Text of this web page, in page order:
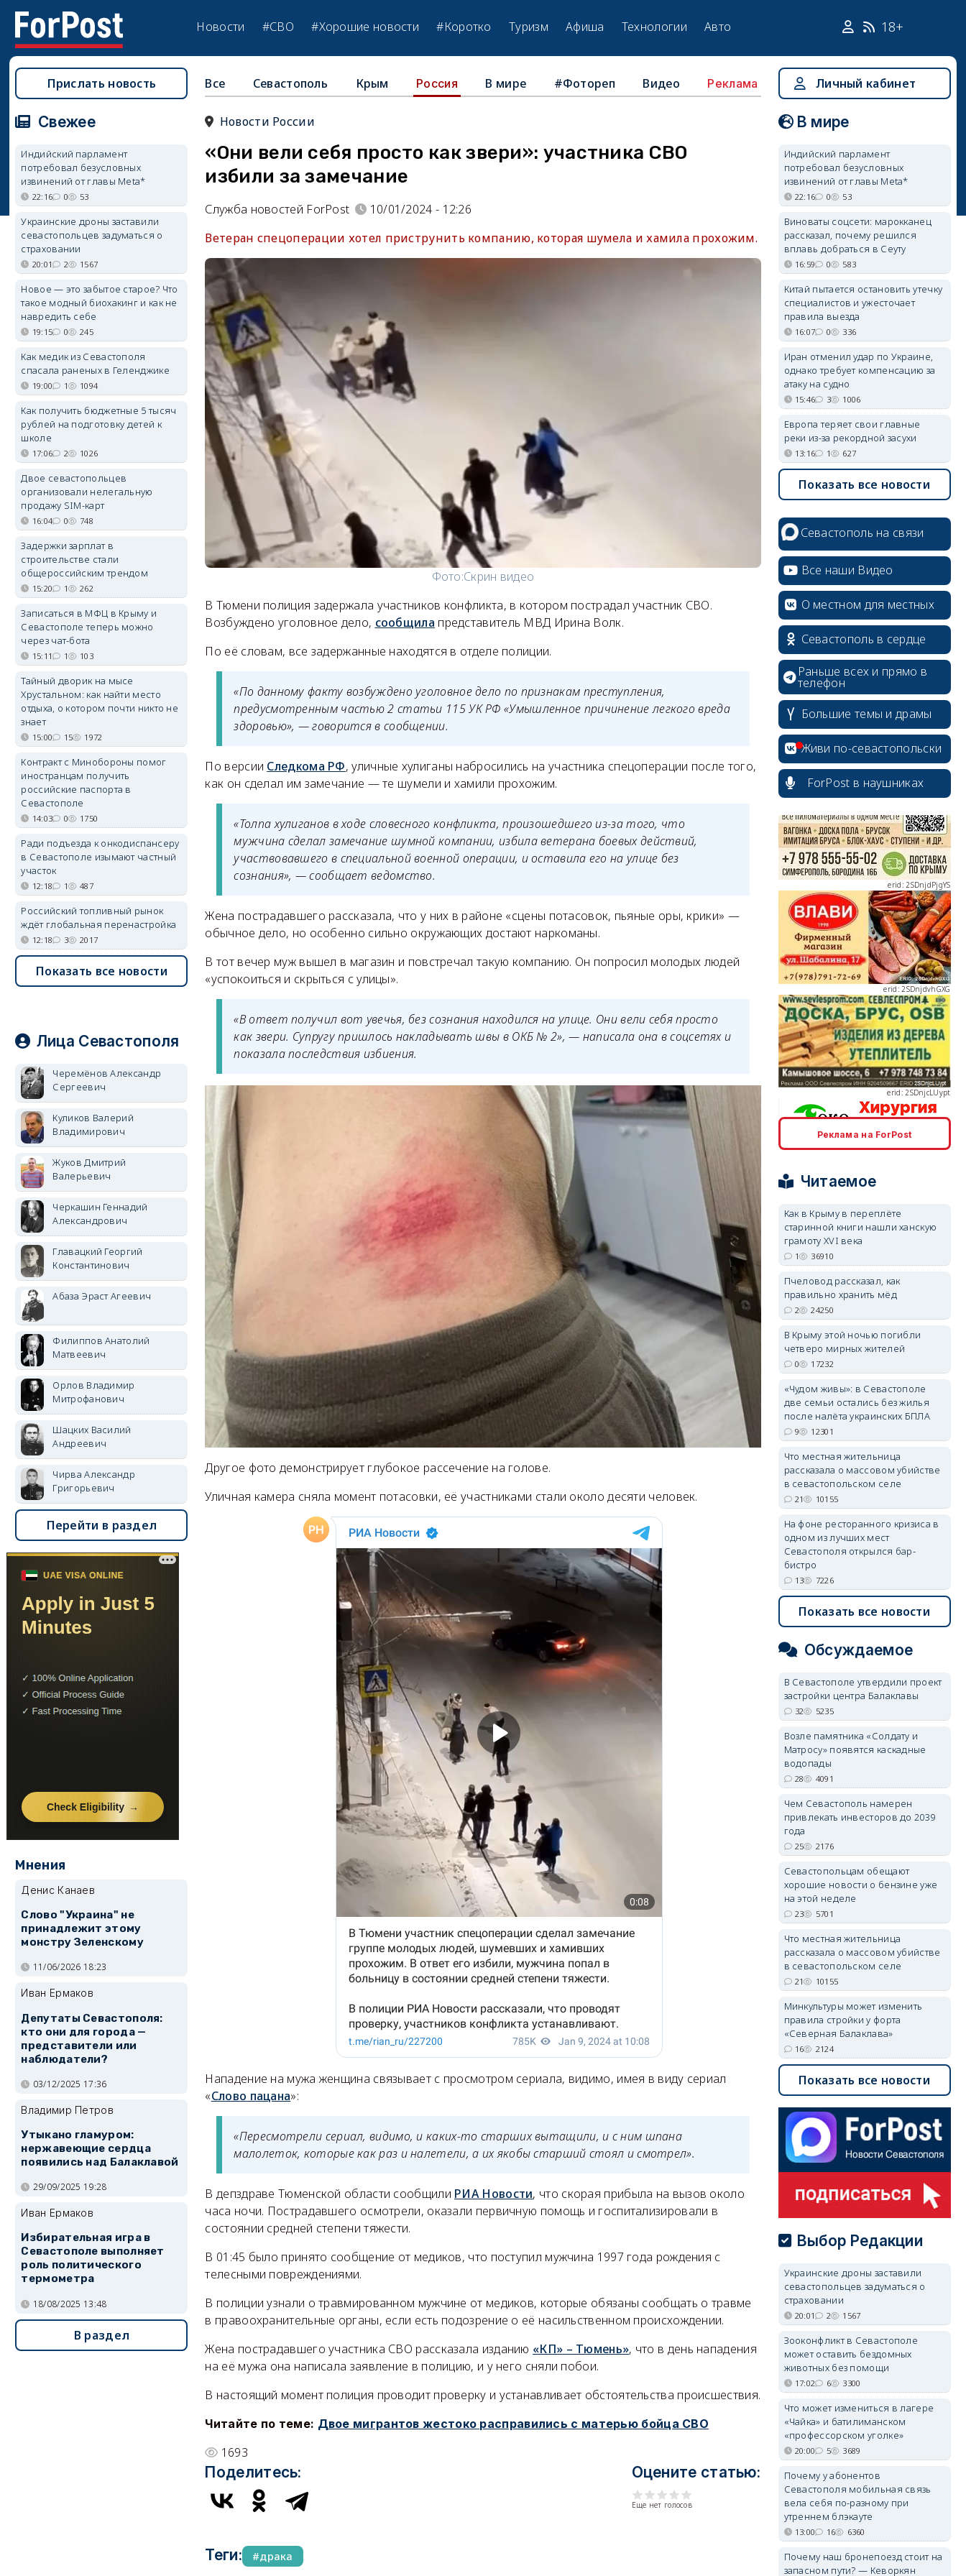
Новости #СВО #Хорошие новости #Коротко Туризм Афиша Технологии Авто 18+
Все Севастополь Крым Россия В мире #Фотореп Видео Реклама
Новости России
«Они вели себя просто как звери»: участника СВО
избили за замечание
Служба новостей ForPost
10/01/2024 - 12:26
Ветеран спецоперации хотел приструнить компанию, которая шумела и хамила прохожим.
Фото:Скрин видео
В Тюмени полиция задержала участников конфликта, в котором пострадал участник СВО.
Возбуждено уголовное дело, сообщила представитель МВД Ирина Волк.
По её словам, все задержанные находятся в отделе полиции.
«По данному факту возбуждено уголовное дело по признакам преступления,
предусмотренным частью 2 статьи 115 УК РФ «Умышленное причинение легкого вреда
здоровью», — говорится в сообщении.
По версии Следкома РФ, уличные хулиганы набросились на участника спецоперации после того,
как он сделал им замечание — те шумели и хамили прохожим.
«Толпа хулиганов в ходе словесного конфликта, произошедшего из-за того, что
мужчина сделал замечание шумной компании, избила ветерана боевых действий,
участвовавшего в специальной военной операции, и оставила его на улице без
сознания», — сообщает ведомство.
Жена пострадавшего рассказала, что у них в районе «сцены потасовок, пьяные оры, крики» —
обычное дело, но особенно сильно окружающих достают наркоманы.
В тот вечер муж вышел в магазин и повстречал такую компанию. Он попросил молодых людей
«успокоиться и скрыться с улицы».
«В ответ получил вот увечья, без сознания находился на улице. Они вели себя просто
как звери. Супругу пришлось накладывать швы в ОКБ № 2», — написала она в соцсетях и
показала последствия избиения.
Другое фото демонстрирует глубокое рассечение на голове.
Уличная камера сняла момент потасовки, её участниками стали около десяти человек.
Нападение на мужа женщина связывает с просмотром сериала, видимо, имея в виду сериал
«Слово пацана»:
«Пересмотрели сериал, видимо, и каких-то старших вытащили, и с ним шпана
малолеток, которые как раз и налетели, а их якобы старший стоял и смотрел».
В депздраве Тюменской области сообщили РИА Новости, что скорая прибыла на вызов около
часа ночи. Пострадавшего осмотрели, оказали первичную помощь и госпитализировали в
состоянии средней степени тяжести.
В 01:45 было принято сообщение от медиков, что поступил мужчина 1997 года рождения с
телесными повреждениями.
В полиции узнали о травмированном мужчине от медиков, которые обязаны сообщать о травме
в правоохранительные органы, если есть подозрение о её насильственном происхождении.
Жена пострадавшего участника СВО рассказала изданию «КП» – Тюмень», что в день нападения
на её мужа она написала заявление в полицию, и у него сняли побои.
В настоящий момент полиция проводит проверку и устанавливает обстоятельства происшествия.
Читайте по теме: Двое мигрантов жестоко расправились с матерью бойца СВО
1693
Поделитесь: Оцените статью:
Еще нет голосов
Теги: драка
Прислать новость
Свежее
Индийский парламент
потребовал безусловных
извинений от главы Meta*
22:16 0 53
Украинские дроны заставили
севастопольцев задуматься о
страховании
20:01 2 1567
Новое — это забытое старое? Что
такое модный биохакинг и как не
навредить себе
19:15 0 245
Как медик из Севастополя
спасала раненых в Геленджике
19:00 1 1094
Как получить бюджетные 5 тысяч
рублей на подготовку детей к
школе
17:06 2 1026
Двое севастопольцев
организовали нелегальную
продажу SIM-карт
16:04 0 748
Задержки зарплат в
строительстве стали
общероссийским трендом
15:20 1 262
Записаться в МФЦ в Крыму и
Севастополе теперь можно
через чат-бота
15:11 1 103
Тайный дворик на мысе
Хрустальном: как найти место
отдыха, о котором почти никто не
знает
15:00 15 1972
Контракт с Минобороны помог
иностранцам получить
российские паспорта в
Севастополе
14:03 0 1750
Ради подъезда к онкодиспансеру
в Севастополе изымают частный
участок
12:18 1 487
Российский топливный рынок
ждёт глобальная перенастройка
12:18 3 2017
Показать все новости
Лица Севастополя
Черемёнов Александр
Сергеевич
Куликов Валерий
Владимирович
Жуков Дмитрий
Валерьевич
Черкашин Геннадий
Александрович
Главацкий Георгий
Константинович
Абаза Эраст Агеевич
Филиппов Анатолий
Матвеевич
Орлов Владимир
Митрофанович
Шацких Василий
Андреевич
Чирва Александр
Григорьевич
Перейти в раздел
Мнения
Денис Канаев
Слово "Украина" не
принадлежит этому
монстру Зеленскому
11/06/2026 18:23
Иван Ермаков
Депутаты Севастополя:
кто они для города —
представители или
наблюдатели?
03/12/2025 17:36
Владимир Петров
Утыкано гламуром:
нержавеющие сердца
появились над Балаклавой
29/09/2025 19:28
Иван Ермаков
Избирательная игра в
Севастополе выполняет
роль политического
термометра
18/08/2025 13:48
В раздел
Личный кабинет
В мире
Индийский парламент
потребовал безусловных
извинений от главы Meta*
22:16 0 53
Виноваты соцсети: марокканец
рассказал, почему решился
вплавь добраться в Сеуту
16:59 0 583
Китай пытается остановить утечку
специалистов и ужесточает
правила выезда
16:07 0 336
Иран отменил удар по Украине,
однако требует компенсацию за
атаку на судно
15:46 3 1006
Европа теряет свои главные
реки из-за рекордной засухи
13:16 1 627
Показать все новости
Севастополь на связи
Все наши Видео
О местном для местных
Севастополь в сердце
Раньше всех и прямо в
телефон
Большие темы и драмы
Живи по-севастопольски
ForPost в наушниках
erid: 2SDnjcrDNw6
erid: 2SDnjdPjgYS
erid: 2SDnjdvhGXG
erid: 2SDnjcLUypt
erid: 2SDnjcrDNw6
erid: 2SDnjdvhGXG
Реклама на ForPost
Читаемое
Как в Крыму в переплёте
старинной книги нашли ханскую
грамоту XVI века
1 36910
Пчеловод рассказал, как
правильно хранить мёд
2 24250
В Крыму этой ночью погибли
четверо мирных жителей
0 17232
«Чудом живы»: в Севастополе
две семьи остались без жилья
после налёта украинских БПЛА
9 12301
Что местная жительница
рассказала о массовом убийстве
в севастопольском селе
21 10155
На фоне ресторанного кризиса в
одном из лучших мест
Севастополя открылся бар-
бистро
13 7226
Показать все новости
Обсуждаемое
В Севастополе утвердили проект
застройки центра Балаклавы
32 5235
Возле памятника «Солдату и
Матросу» появятся каскадные
водопады
28 4091
Чем Севастополь намерен
привлекать инвесторов до 2039
года
25 2176
Севастопольцам обещают
хорошие новости о бензине уже
на этой неделе
23 5701
Что местная жительница
рассказала о массовом убийстве
в севастопольском селе
21 10155
Минкультуры может изменить
правила стройки у форта
«Северная Балаклава»
16 2124
Показать все новости
Выбор Редакции
Украинские дроны заставили
севастопольцев задуматься о
страховании
20:01 2 1567
Зооконфликт в Севастополе
может оставить бездомных
животных без помощи
17:02 6 3300
Что может измениться в лагере
«Чайка» и батилиманском
«профессорском уголке»
20:00 5 3689
Почему у абонентов
Севастополя мобильная связь
вела себя по-разному при
утреннем блэкауте
13:00 16 6360
Почему наш бронепоезд стоит на
запасном пути? — Кеворкян